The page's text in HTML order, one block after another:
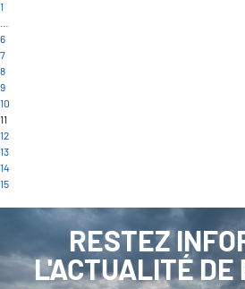
1
6
7
8
9
10
11
12
13
14
15
RESTEZ
L'ACTUALITÉ DE